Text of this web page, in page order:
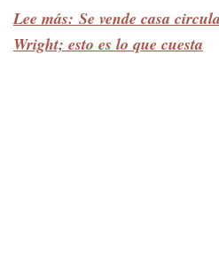
Lee más: Se vende casa
Wright; esto es lo que cuesta